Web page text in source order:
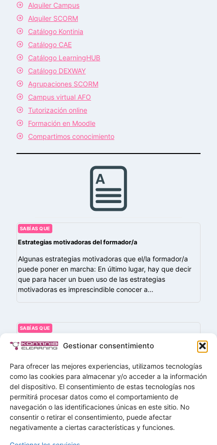
Gestionar consentimiento
Para ofrecer las mejores experiencias, utilizamos tecnologías
como las cookies para almacenar y/o acceder a la información
del dispositivo. El consentimiento de estas tecnologías nos
permitirá procesar datos como el comportamiento de
navegación o las identificaciones únicas en este sitio. No
consentir o retirar el consentimiento, puede afectar
negativamente a ciertas características y funciones.
Alquiler Campus
Alquiler SCORM
Catálogo Kontinia
Catálogo CAE
Catálogo LearningHUB
Catálogo DEXWAY
Agrupaciones SCORM
Campus virtual AFO
Tutorización online
Formación en Moodle
Compartimos conocimiento
SABÍAS QUE
Estrategias motivadoras del formador/a
Algunas estrategias motivadoras que el/la formador/a
puede poner en marcha: En último lugar, hay que decir
que para hacer un buen uso de las estrategias
motivadoras es imprescindible conocer a…
SABÍAS QUE
Gamificación (Gamification)
propios de los juegos —como puntos, niveles, insignias,
rankings, desafíos o recompensas— en contextos no
lúdicos, como la educación o la formación…
Buscar
Buscar